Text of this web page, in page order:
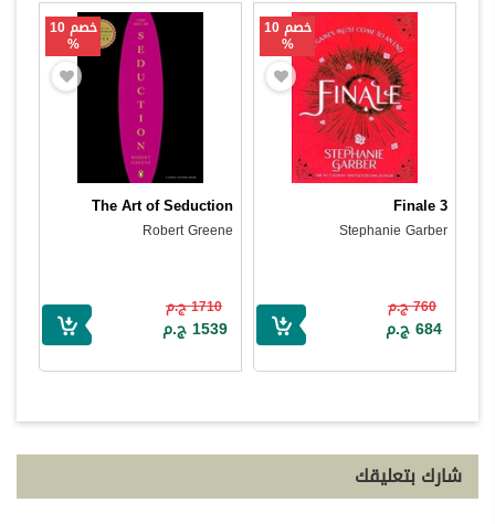
خصم 10
%
Finale 3
Stephanie Garber
760 ج.م
684 ج.م
خصم 10
%
The Art of Seduction
Robert Greene
1710 ج.م
1539 ج.م
شارك بتعليقك